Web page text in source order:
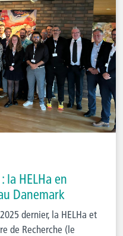
la HELHa en
Danemark
dernier, la HELHa et
de Recherche (le